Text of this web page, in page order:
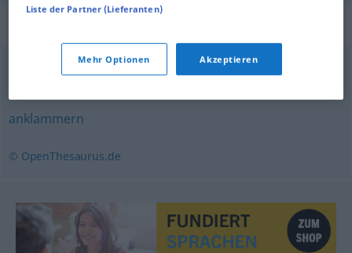
,beigeben,beifügen
anklammern
© OpenThesaurus.de
Liste der Partner (Lieferanten)
Mehr Optionen Akzeptieren